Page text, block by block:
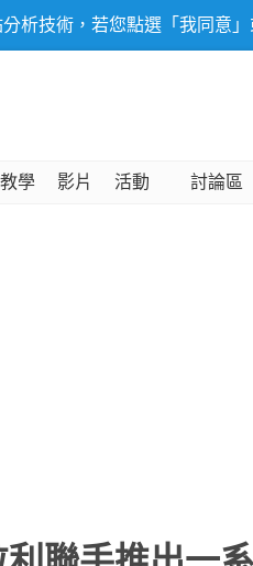
析技術，若您點選「我同意
教學 影片 活動 討論區